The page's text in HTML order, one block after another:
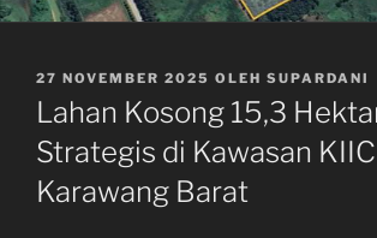
DIPOSKAN
PADA
27 NOVEMBER 2025 OLEH SUPARDANI
Lahan Kosong 15,3
Strategis di Kawasan KIIC
Karawang Barat